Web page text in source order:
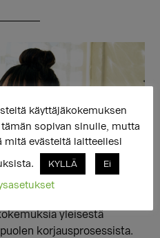
yleisestä
korjausprosessista.
käyttäjäkokemuksen
sopivan sinulle, mutta
mitä evästeitä laitteellesi
KYLLÄ Ei